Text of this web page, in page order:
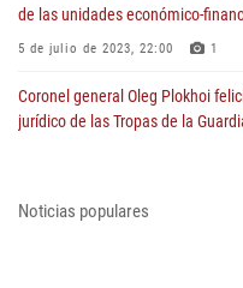
de las unidades económico-
5 de julio de 2023, 22:00 1
Coronel general Oleg Plokhoi
jurídico de las Tropas de la
Noticias populares